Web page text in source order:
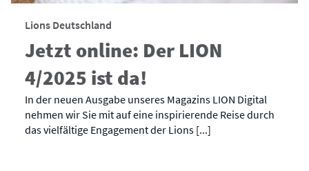
Lions Deutschland
Jetzt online: Der LION
4/2025 ist da!
In der neuen Ausgabe unseres Magazins LION Digital
nehmen wir Sie mit auf eine inspirierende Reise durch
das vielfältige Engagement der Lions [...]